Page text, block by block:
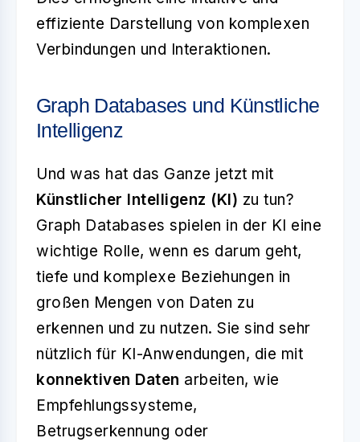
effiziente Darstellung von komplexen
Verbindungen und Interaktionen.
Graph Databases und Künstliche
Intelligenz
Und was hat das Ganze jetzt mit
Künstlicher Intelligenz (KI) zu tun?
Graph Databases spielen in der KI eine
wichtige Rolle, wenn es darum geht,
tiefe und komplexe Beziehungen in
großen Mengen von Daten zu
erkennen und zu nutzen. Sie sind sehr
nützlich für KI-Anwendungen, die mit
konnektiven Daten arbeiten, wie
Empfehlungssysteme,
Betrugserkennung oder